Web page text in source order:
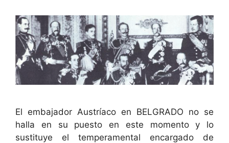
El embajador Austríaco en BELGRADO no se
halla en su puesto en este momento y lo
sustituye el temperamental encargado de